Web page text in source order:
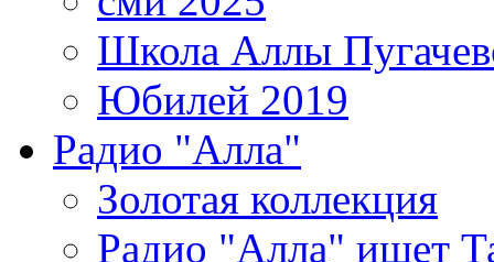
Школа Аллы
Юбилей 2019
Радио "Алла"
Золотая коллекция
Радио "Алла" ищет